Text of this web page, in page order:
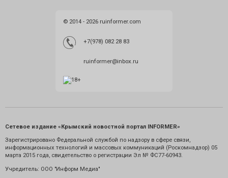
© 2014 - 2026 ruinformer.com
+7(978) 082 28 83
ruinformer@inbox.ru
Сетевое издание «Крымский новостной портал INFORMER»
Зарегистрировано Федеральной службой по надзору в сфере связи,
информационных технологий и массовых коммуникаций (Роскомнадзор) 05
марта 2015 года, свидетельство о регистрации Эл № ФС77-60943.
Учредитель: ООО "Информ Медиа"